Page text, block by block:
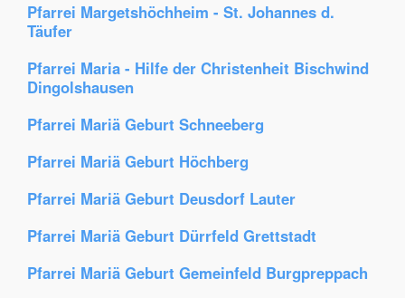
Pfarrei Margetshöchheim - St. Johannes d.
Täufer
Pfarrei Maria - Hilfe der Christenheit Bischwind
Dingolshausen
Pfarrei Mariä Geburt Schneeberg
Pfarrei Mariä Geburt Höchberg
Pfarrei Mariä Geburt Deusdorf Lauter
Pfarrei Mariä Geburt Dürrfeld Grettstadt
Pfarrei Mariä Geburt Gemeinfeld Burgpreppach